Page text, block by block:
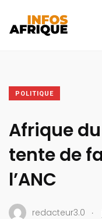
POLITIQUE
Afrique
tente de
l’ANC
redacteur3.0 .